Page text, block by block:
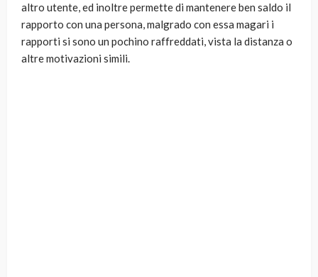
altro utente, ed inoltre permette di mantenere ben saldo il
rapporto con una persona, malgrado con essa magari i
rapporti si sono un pochino raffreddati, vista la distanza o
altre motivazioni simili.